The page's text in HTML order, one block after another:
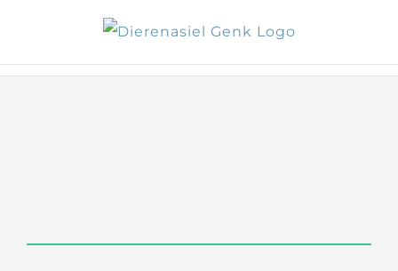
content